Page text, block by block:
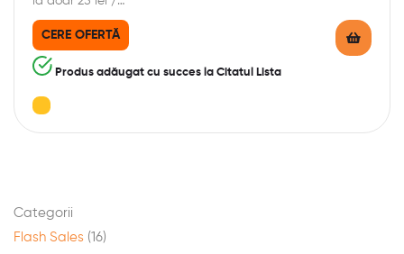
CERE OFERTĂ
Produs adăugat cu succes la Citatul Lista
Categorii
Flash Sales (16)